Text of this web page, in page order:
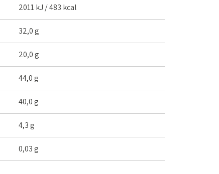
2011 kJ / 483 kcal
32,0 g
20,0 g
44,0 g
40,0 g
4,3 g
0,03 g